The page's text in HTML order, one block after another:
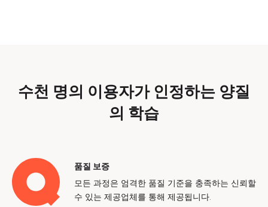
수천 명의 이용자가 인정하는 양질
의 학습
품질 보증
모든 과정은 엄격한 품질 기준을 충족하는 신뢰할
수 있는 제공업체를 통해 제공됩니다.